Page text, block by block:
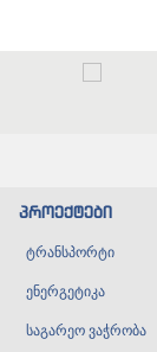
პროექტები
ტრანსპორტი
ენერგეტიკა
საგარეო ვაჭრობა